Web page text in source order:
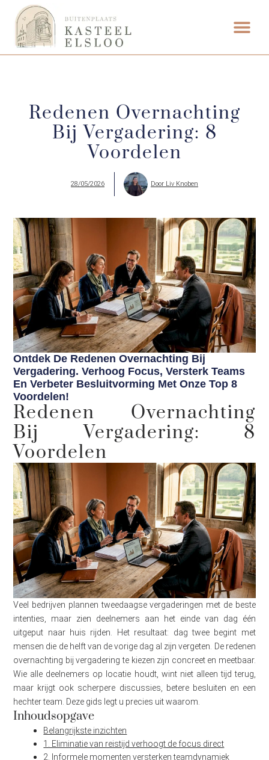
Redenen Overnachting
Bij Vergadering: 8
Voordelen
28/05/2026 Door Liv Knoben
Ontdek De Redenen Overnachting Bij
Vergadering. Verhoog Focus, Versterk Teams
En Verbeter Besluitvorming Met Onze Top 8
Voordelen!
Redenen Overnachting
Bij Vergadering: 8
Voordelen
Veel bedrijven plannen tweedaagse vergaderingen met de beste
intenties, maar zien deelnemers aan het einde van dag één
uitgeput naar huis rijden. Het resultaat: dag twee begint met
mensen die de helft van de vorige dag al zijn vergeten. De redenen
overnachting bij vergadering te kiezen zijn concreet en meetbaar.
Wie alle deelnemers op locatie houdt, wint niet alleen tijd terug,
maar krijgt ook scherpere discussies, betere besluiten en een
hechter team. Deze gids legt u precies uit waarom.
Inhoudsopgave
Belangrijkste inzichten
1. Eliminatie van reistijd verhoogt de focus direct
2. Informele momenten versterken teamdynamiek